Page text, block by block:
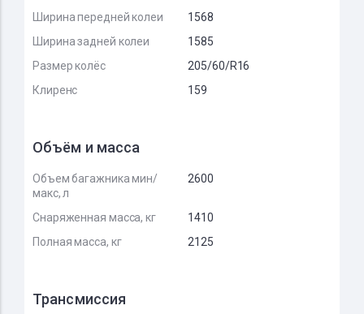
Ширина передней колеи
1568
Ширина задней колеи
1585
Размер колёс
205/60/R16
Клиренс
159
Объём и масса
Объем багажника мин/
макс, л
2600
Снаряженная масса, кг
1410
Полная масса, кг
2125
Трансмиссия